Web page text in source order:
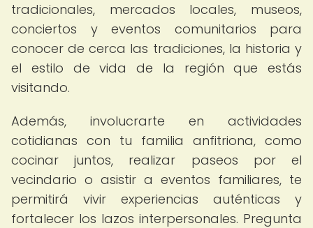
tradicionales, mercados locales, museos,
conciertos y eventos comunitarios para
conocer de cerca las tradiciones, la historia y
el estilo de vida de la región que estás
visitando.
Además, involucrarte en actividades
cotidianas con tu familia anfitriona, como
cocinar juntos, realizar paseos por el
vecindario o asistir a eventos familiares, te
permitirá vivir experiencias auténticas y
fortalecer los lazos interpersonales. Pregunta